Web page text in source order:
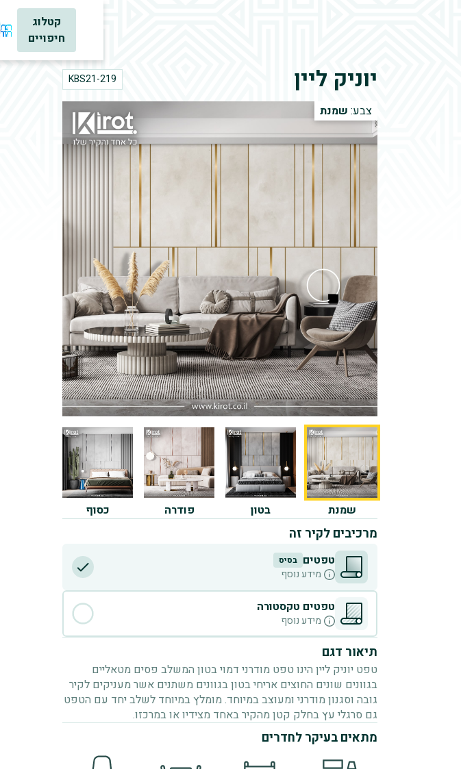
קטלוג
חיפויים
יוניק ליין KBS21-219
צבע: שמנת
שמנת בטון פודרה כסוף
מרכיבים לקיר זה
טפטים בסיס
מידע נוסף D
טפטים טקסטורה
מידע נוסף
תיאור דגם
טפט יוניק ליין הינו טפט מודרני דמוי בטון המשלב פסים מטאליים
בגוונים שונים החוצים אריחי בטון בגוונים משתנים אשר מעניקים לקיר
גובה וסגנון מודרני ומעוצב במיוחד. מומלץ במיוחד לשלב יחד עם הטפט
גם סרגלי עץ בחלק קטן מהקיר באחד מצידיו או במרכזו.
מתאים בעיקר לחדרים